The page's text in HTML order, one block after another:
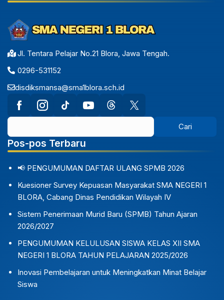
Jl. Tentara Pelajar No.21 Blora, Jawa Tengah.
0296-531152
disdiksmansa@sma1blora.sch.id
Pos-pos Terbaru
📢 PENGUMUMAN DAFTAR ULANG SPMB 2026
Kuesioner Survey Kepuasan Masyarakat SMA NEGERI 1
BLORA, Cabang Dinas Pendidikan Wilayah IV
Sistem Penerimaan Murid Baru (SPMB) Tahun Ajaran
2026/2027
PENGUMUMAN KELULUSAN SISWA KELAS XII SMA
NEGERI 1 BLORA TAHUN PELAJARAN 2025/2026
Inovasi Pembelajaran untuk Meningkatkan Minat Belajar
Siswa